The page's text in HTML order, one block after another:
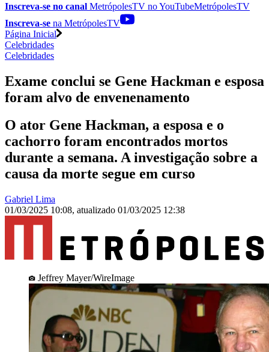
Inscreva-se no canal MetrópolesTV noYouTubeMetrópolesTV
Inscreva-se na MetrópolesTV
Página Inicial
Celebridades
Celebridades
Exame conclui se Gene Hackman e esposa
foram alvo de envenenamento
O ator Gene Hackman, a esposa e o
cachorro foram encontrados mortos
durante a semana. A investigação sobre a
causa da morte segue em curso
Gabriel Lima
01/03/2025 10:08, atualizado 01/03/2025 12:38
Jeffrey Mayer/WireImage